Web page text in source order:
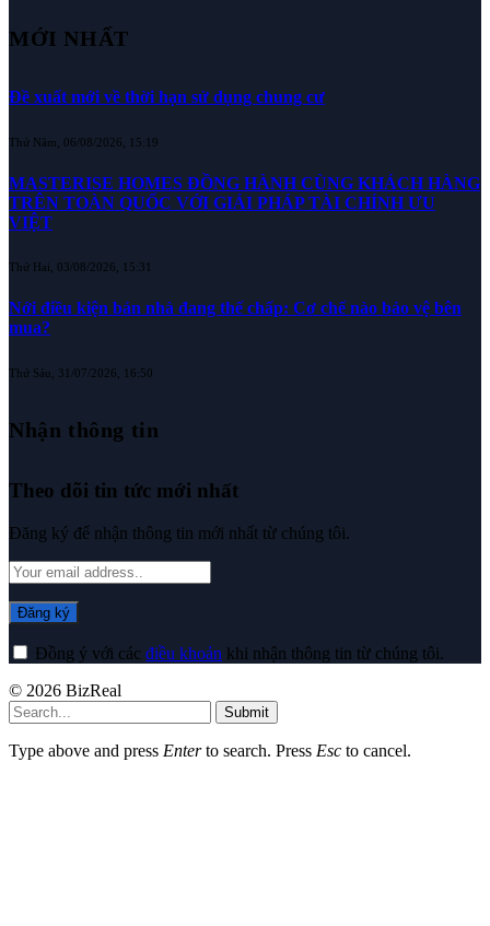
MỚI NHẤT
Đề xuất mới về thời hạn sử dụng chung cư
Thứ Năm, 06/08/2026, 15:19
MASTERISE HOMES ĐỒNG HÀNH CÙNG KHÁCH HÀNG
TRÊN TOÀN QUỐC VỚI GIẢI PHÁP TÀI CHÍNH ƯU
VIỆT
Thứ Hai, 03/08/2026, 15:31
Nới điều kiện bán nhà đang thế chấp: Cơ chế nào bảo vệ bên
mua?
Thứ Sáu, 31/07/2026, 16:50
Nhận thông tin
Theo dõi tin tức mới nhất
Đăng ký để nhận thông tin mới nhất từ chúng tôi.
Đồng ý với các điều khoản khi nhận thông tin từ chúng tôi.
© 2026 BizReal
Submit
Type above and press Enterto search. Press Esc to cancel.